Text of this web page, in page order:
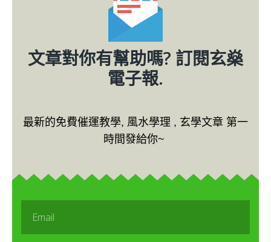
文章對你有幫助嗎? 訂閱玄燊
電子報.
最新的免費催運教學, 風水學理 , 玄學文章 第一
時間發給你~